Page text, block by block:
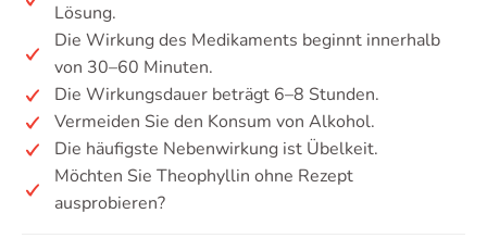
Lösung.
Die Wirkung des Medikaments beginnt innerhalb
von 30–60 Minuten.
Die Wirkungsdauer beträgt 6–8 Stunden.
Vermeiden Sie den Konsum von Alkohol.
Die häufigste Nebenwirkung ist Übelkeit.
Möchten Sie Theophyllin ohne Rezept
ausprobieren?